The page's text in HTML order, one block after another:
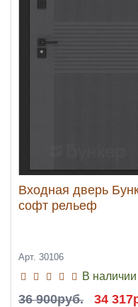
Входная дверь
софт рельеф
Арт. 30106
В
36 900руб. 34